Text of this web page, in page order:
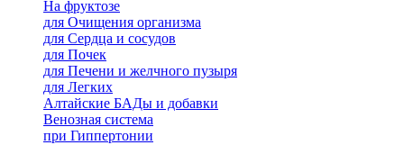
На фруктозе
для Очищения организма
для Сердца и сосудов
для Почек
для Печени и желчного пузыря
для Легких
Алтайские БАДы и добавки
Венозная система
при Гиппертонии